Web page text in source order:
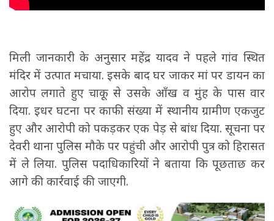
मिली जानकारी के अनुसार महेंद्र यादव ने पहले गांव स्थित
मंदिर में उत्पात मचाया. इसके बाद घर जाकर मां पर डायन का
आरोप लगाते हुए चाकू से उसके आँख व मुंह के पास वार
दिया. इधर घटना पर काफी संख्या में स्थानीय ग्रामीण एकजुट
हुए और आरोपी को पकड़कर एक पेड़ से बांध दिया. सूचना पर
देवरी थाना पुलिस मौके पर पहुंची और आरोपी पुत्र को हिरासत
में ले लिया. पुलिस पदाधिकारियों ने बताया कि पूछताछ कर
आगे की कार्रवाई की जाएगी.